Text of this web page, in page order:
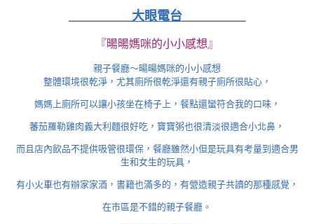
大眼電台
『暘暘媽咪的小小感想』
親子餐廳～暘暘媽咪的小小感想
整體環境很乾淨，尤其廁所很乾淨還有親子廁所很貼心，
媽媽上廁所可以讓小孩坐在椅子上，餐點還蠻符合我的口味，
蕃茄羅勒雞肉義大利麵很好吃，寶寶粥也很清淡很適合小北鼻，
而且店內飲品不提供吸管很環保，餐廳雖然小但是玩具有考量到適合男
生和女生的玩具，
有小火車也有辦家家酒，書籍也滿多的，有營造親子共讀的那種感覺，
在市區是不錯的親子餐廳。